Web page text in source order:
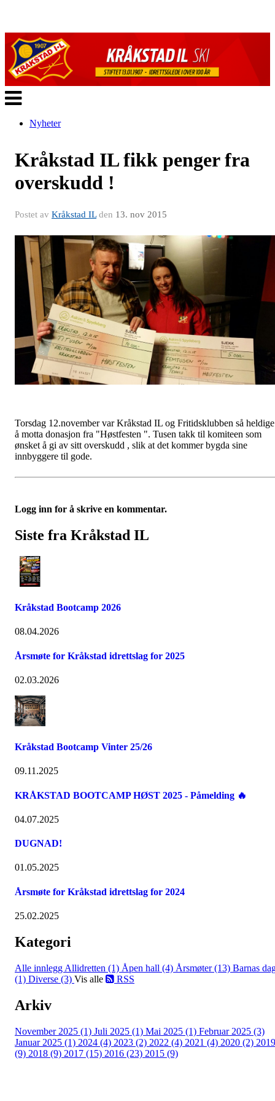
Veksle
navigasjon
Nyheter
Kråkstad IL fikk penger fra
overskudd !
Postet av Kråkstad ILden 13. nov 2015
Torsdag 12.november var Kråkstad IL og Fritidsklubben så heldige
å motta donasjon fra "Høstfesten ". Tusen takk til komiteen som
ønsket å gi av sitt overskudd , slik at det kommer bygda sine
innbyggere til gode.
Logg inn for å skrive en kommentar.
Siste fra Kråkstad IL
Kråkstad Bootcamp 2026
08.04.2026
Årsmøte for Kråkstad idrettslag for 2025
02.03.2026
Kråkstad Bootcamp Vinter 25/26
09.11.2025
KRÅKSTAD BOOTCAMP HØST 2025 - Påmelding 🔥
04.07.2025
DUGNAD!
01.05.2025
Årsmøte for Kråkstad idrettslag for 2024
25.02.2025
Kategori
Alle innlegg Allidretten (1) Åpen hall (4) Årsmøter (13) Barnas
(1) Diverse (3) Vis alle RSS
Arkiv
November 2025 (1) Juli 2025 (1) Mai 2025 (1) Februar 2025 (3)
Januar 2025 (1) 2024 (4) 2023 (2) 2022 (4) 2021 (4) 2020 (2) 2019
(9) 2018 (9) 2017 (15) 2016 (23) 2015 (9)